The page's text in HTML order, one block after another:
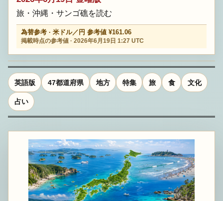
旅・沖縄・サンゴ礁を読む
為替参考 · 米ドル／円 参考値 ¥161.06
掲載時点の参考値 · 2026年6月19日 1:27 UTC
英語版 47都道府県 地方 特集 旅 食 文化
占い